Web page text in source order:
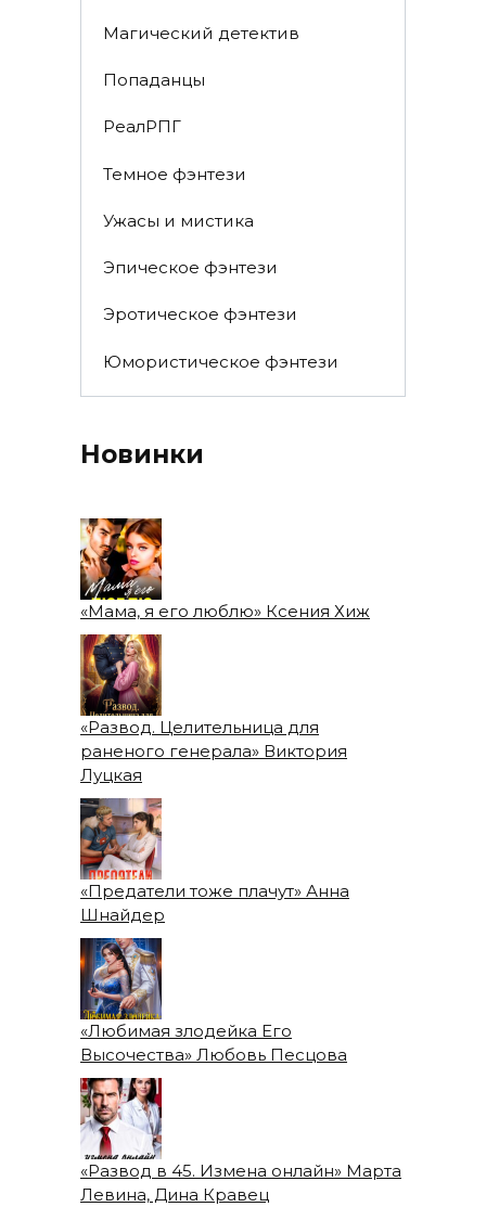
Магический детектив
Попаданцы
РеалРПГ
Темное фэнтези
Ужасы и мистика
Эпическое фэнтези
Эротическое фэнтези
Юмористическое фэнтези
Новинки
«Мама, я его люблю» Ксения Хиж
«Развод. Целительница для
раненого генерала» Виктория
Луцкая
«Предатели тоже плачут» Анна
Шнайдер
«Любимая злодейка Его
Высочества» Любовь Песцова
«Развод в 45. Измена онлайн» Марта
Левина, Дина Кравец